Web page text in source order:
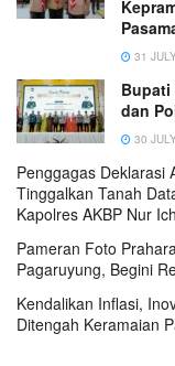
31
Bupati
dan
30
Penggagas Deklarasi
Tinggalkan Tanah
Kapolres AKBP Nur
Pameran Foto
Pagaruyung, Begini
Kendalikan Inflasi,
Ditengah Keramaian